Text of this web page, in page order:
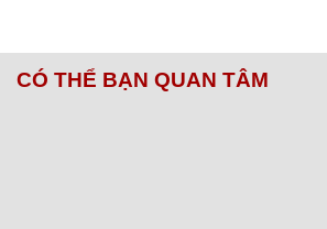
CÓ THỂ BẠN QUAN TÂM